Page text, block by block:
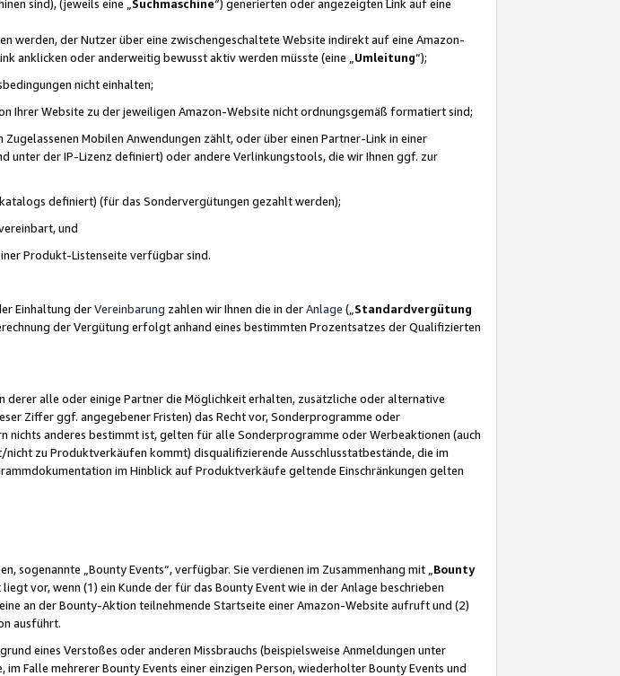
sind), (jeweils eine „ Suchmaschine“) generierten oder angezeigten Link auf eine
werden, der Nutzer über eine zwischengeschaltete Website indirekt auf eine Amazon-
anklicken oder anderweitig bewusst aktiv werden müsste (eine „ Umleitung“);
nicht einhalten;
Website zu der jeweiligen Amazon-Website nicht ordnungsgemäß formatiert sind;
Mobilen Anwendungen zählt, oder über einen Partner-Link in einer
unter der IP-Lizenz definiert) oder andere Verlinkungstools, die wir Ihnen ggf. zur
definiert) (für das Sondervergütungen gezahlt werden);
und
Produkt-Listenseite verfügbar sind.
Einhaltung derVereinbarung zahlen wir Ihnen die in derAnlage („ Standardvergütung
der Vergütung erfolgt anhand eines bestimmten Prozentsatzes der Qualifizierten
alle oder einige Partner die Möglichkeit erhalten, zusätzliche oder alternative
Ziffer ggf. angegebener Fristen) das Recht vor, Sonderprogramme oder
anderes bestimmt ist, gelten für alle Sonderprogramme oder Werbeaktionen (auch
zu Produktverkäufen kommt) disqualifizierende Ausschlusstatbestände, die im
im Hinblick auf Produktverkäufe geltende Einschränkungen gelten
sogenannte „Bounty Events“, verfügbar. Sie verdienen im Zusammenhang mit „ Bounty
vor, wenn (1) ein Kunde der für das Bounty Event wie in der Anlage beschrieben
an der Bounty-Aktion teilnehmende Startseite einer Amazon-Website aufruft und (2)
ausführt.
eines Verstoßes oder anderen Missbrauchs (beispielsweise Anmeldungen unter
Falle mehrerer Bounty Events einer einzigen Person, wiederholter Bounty Events und